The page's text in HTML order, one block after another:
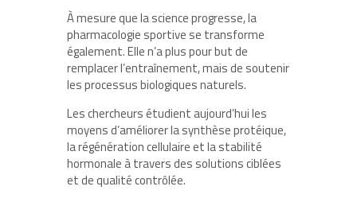
À mesure que la science progresse, la
pharmacologie sportive se transforme
également. Elle n’a plus pour but de
remplacer l’entraînement, mais de soutenir
les processus biologiques naturels.
Les chercheurs étudient aujourd’hui les
moyens d’améliorer la synthèse protéique,
la régénération cellulaire et la stabilité
hormonale à travers des solutions ciblées
et de qualité contrôlée.